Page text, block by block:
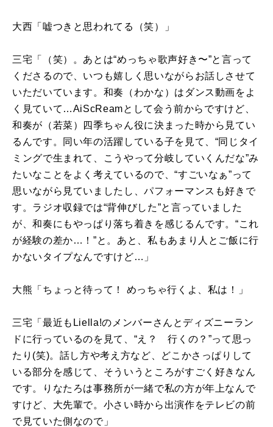
大西「嘘つきと思われてる（笑）」
三宅「（笑）。あとは“めっちゃ歌声好き〜”と言って
くださるので、いつも嬉しく思いながらお話しさせて
いただいています。和奏（わかな）はダンス動画をよ
く見ていて…AiScReamとして会う前からですけど、
和奏が（若菜）四季ちゃん役に決まった時から見てい
るんです。同い年の活躍している子を見て、“同じタイ
ミングで生まれて、こうやって分岐していくんだな”み
たいなことをよく考えているので、“すごいなぁ”って
思いながら見ていましたし、パフォーマンスも好きで
す。ラジオ収録では“背伸びした”と言っていました
が、和奏にもやっぱり落ち着きを感じるんです。“これ
が経験の差か…！”と。あと、私もあまり人とご飯に行
かないタイプなんですけど…」
大熊「ちょっと待って！ めっちゃ行くよ、私は！」
三宅「最近も Liella!のメンバーさんとディズニーラン
ドに行っているのを見て、“え？ 行くの？”って思っ
たり (笑)。話し方や考え方など、どこかさっぱりして
いる部分を感じて、そういうところがすごく好きなん
です。りなたろは事務所が一緒で私の方が年上なんで
すけど、大先輩で。小さい時から出演作をテレビの前
で見ていた側なので」